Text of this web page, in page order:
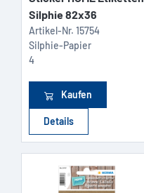
Silphie 82x36
Artikel-Nr. 15754
Silphie-Papier
4
Kaufen
Details